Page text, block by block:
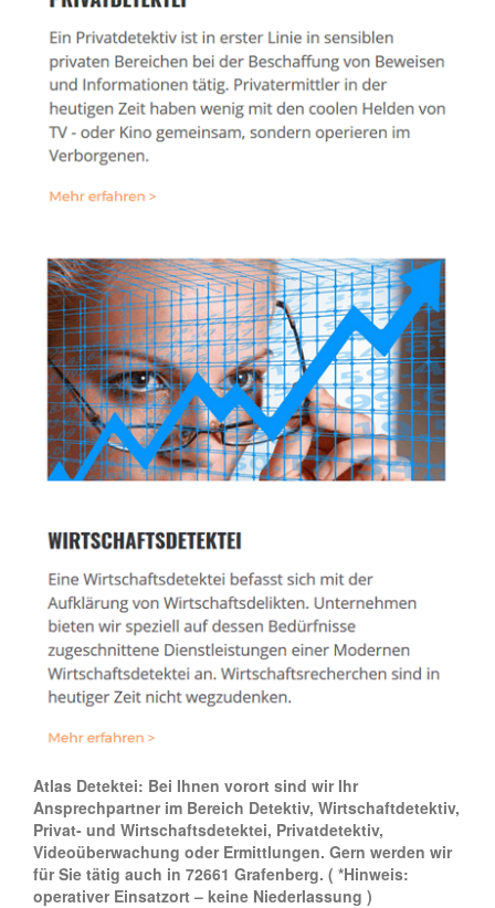
Atlas Detektei: Bei Ihnen vorort sind wir Ihr
Ansprechpartner im Bereich Detektiv, Wirtschaftdetektiv,
Privat- und Wirtschaftsdetektei, Privatdetektiv,
Videoüberwachung oder Ermittlungen. Gern werden wir
für Sie tätig auch in 72661 Grafenberg. ( *Hinweis:
operativer Einsatzort – keine Niederlassung )